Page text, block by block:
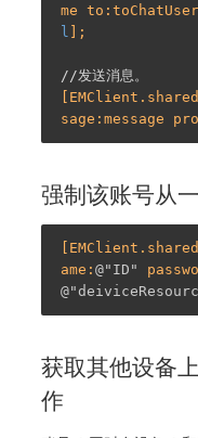
me
l ];
//发送消息。
sage:message
强制该账号从
ame: @"ID"
获取其他设备
作